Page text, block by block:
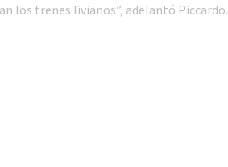
los trenes livianos”, adelantó Piccardo.